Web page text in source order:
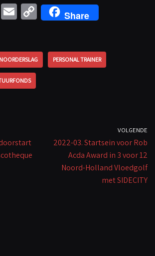
W E C
o
y
Share
PERSONAL TRAINER
VOLGENDE
2022-03. Startsein voor Rob
Acda Award in 3 voor 12
Noord-Holland Vloedgolf
met SIDECITY